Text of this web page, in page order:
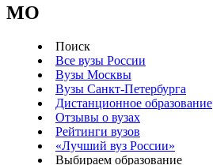
MO
Поиск
Все вузы России
Вузы Москвы
Вузы Санкт-Петербурга
Дистанционное образование
Отзывы о вузах
Рейтинги вузов
«Лучший вуз России»
Выбираем образование